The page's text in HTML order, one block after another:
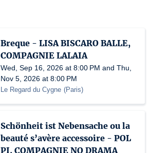
Breque - LISA BISCARO BALLE,
COMPAGNIE LALAIA
Wed, Sep 16, 2026 at 8:00 PM and Thu,
Nov 5, 2026 at 8:00 PM
Le Regard du Cygne (Paris)
Schönheit ist Nebensache ou la
beauté s’avère accessoire - POL
PI, COMPAGNIE NO DRAMA